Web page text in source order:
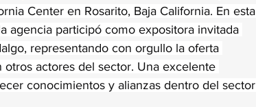
Center en Rosarito, Baja California. En esta
agencia participó como expositora invitada
representando con orgullo la oferta
actores del sector. Una excelente
conocimientos y alianzas dentro del sector